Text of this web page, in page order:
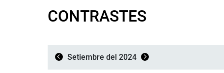
CONTRASTES
Setiembre del 2024